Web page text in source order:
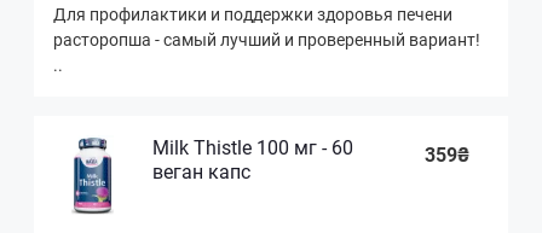
Для профилактики и поддержки здоровья печени
расторопша - самый лучший и проверенный вариант!
..
Milk Thistle 100 мг - 60
веган капс
359₴